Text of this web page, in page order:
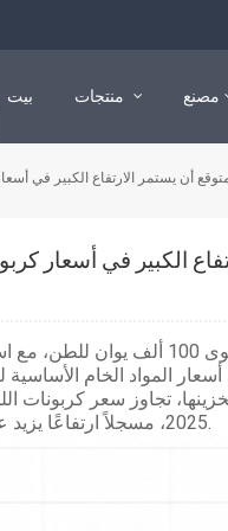
بيت مصنع
أن يستمر الارتفاع الكبير في
الكبير في أسعار
عاد سعر كربونات الليثيوم مؤخرًا
المواد الخام الأساسية
2025، مسجلاً ارتفاعًا يزيد عن 70% عن أدنى مستوى له في يونيو.